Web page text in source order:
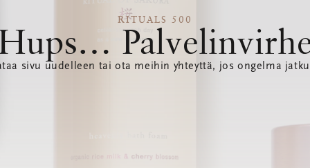
RITUALS 500
sivu uudelleen tai ota meihin yhteyttä, jos ongelma